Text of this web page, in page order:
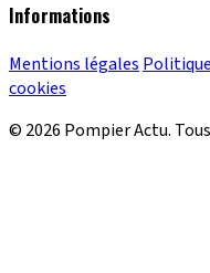
Informations
Mentions légales
cookies
© 2026 Pompier Actu.